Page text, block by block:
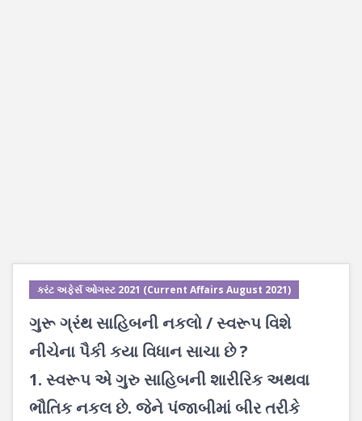
કરંટ અફેર્સ ઓગસ્ટ 2021 (Current Affairs August 2021)
ગુરૂ ગ્રંથ સાહિબની નકલો / સ્વરૂપ વિશે
નીચેના પૈકી કયા વિધાન સાચા છે ?
1. સ્વરૂપ એ ગુરુ સાહિબની શારીરિક અથવા
ભૌતિક નકલ છે. જેને પંજાબીમાં બીર તરીકે